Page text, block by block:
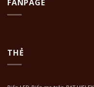
FANPAGE
THẺ